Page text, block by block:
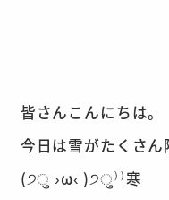
皆さんこんにちは。
今日は雪がたくさ
(੭ु ›ω‹ )੭ु⁾⁾寒